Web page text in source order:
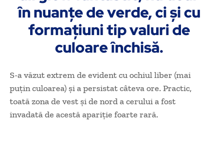
în nuanţe de verde, ci şi cu
formaţiuni tip valuri de
culoare închisă.
S-a văzut extrem de evident cu ochiul liber (mai
puţin culoarea) şi a persistat câteva ore. Practic,
toată zona de vest şi de nord a cerului a fost
invadată de acestă apariţie foarte rară.